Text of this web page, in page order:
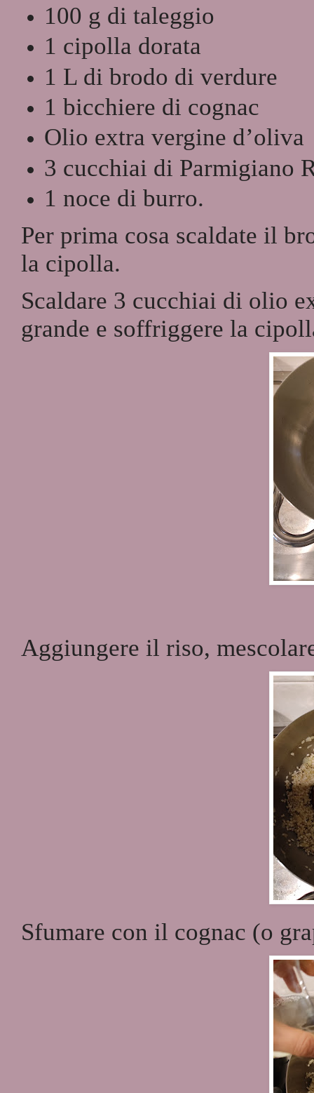
100 g di taleggio
1 cipolla dorata
1 L di brodo di verdure
1 bicchiere di cognac
Olio extra vergine d’oliva
3 cucchiai di Parmigiano
1 noce di burro.
Per prima cosa scaldate il
la cipolla.
Scaldare 3 cucchiai di olio
grande e soffriggere la
Aggiungere il riso,
Sfumare con il cognac (o